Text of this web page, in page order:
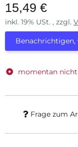
15,49 €
inkl. 19% USt. , zzgl.
momentan
Frage zum